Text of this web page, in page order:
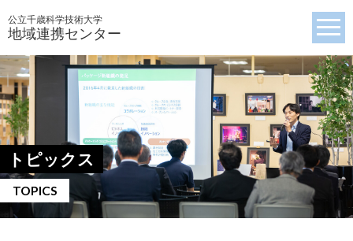
公立千歳科学技術大学
地域連携センター
トピックス
TOPICS